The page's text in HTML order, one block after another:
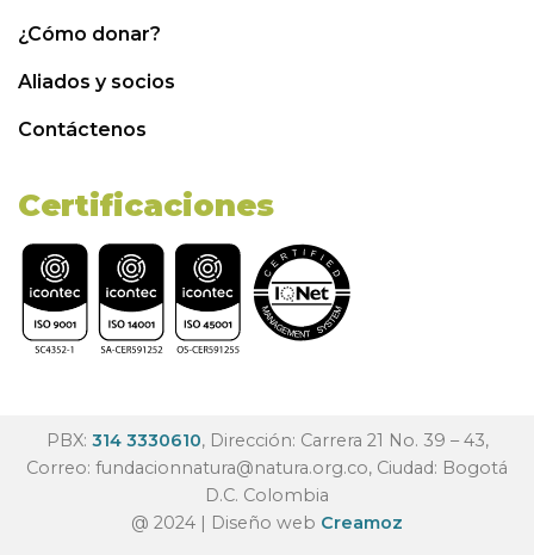
¿Cómo donar?
Aliados y socios
Contáctenos
Certificaciones
PBX: 314 3330610, Dirección: Carrera 21 No. 39 – 43,
Correo: fundacionnatura@natura.org.co, Ciudad: Bogotá
D.C. Colombia
@ 2024 | Diseño web Creamoz